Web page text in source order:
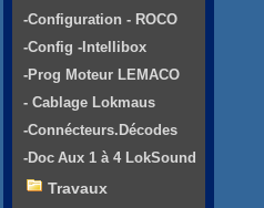
-Configuration - ROCO
-Config -Intellibox
-Prog Moteur LEMACO
- Cablage Lokmaus
-Connécteurs.Décodes
-Doc Aux 1 à 4 LokSound
Travaux